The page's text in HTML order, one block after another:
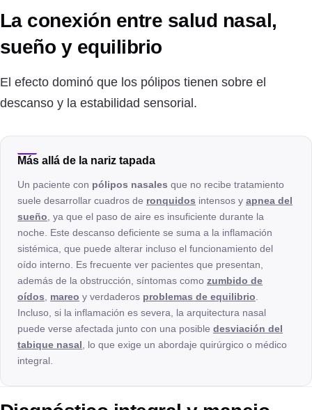
La conexión entre salud nasal,
sueño y equilibrio
El efecto dominó que los pólipos tienen sobre el
descanso y la estabilidad sensorial.
Más allá de la nariz tapada
Un paciente con pólipos nasales que no recibe tratamiento
suele desarrollar cuadros de ronquidos intensos y apnea del
sueño , ya que el paso de aire es insuficiente durante la
noche. Este descanso deficiente se suma a la inflamación
sistémica, que puede alterar incluso el funcionamiento del
oído interno. Es frecuente ver pacientes que presentan,
además de la obstrucción, síntomas como zumbido de
oídos
mareo y verdaderos problemas de equilibrio
Incluso, si la inflamación es severa, la arquitectura nasal
puede verse afectada junto con una posible desviación del
tabique nasal , lo que exige un abordaje quirúrgico o médico
integral.